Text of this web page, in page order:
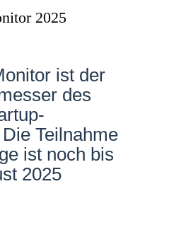
2025
ist der
des
Teilnahme
ist noch bis
2025